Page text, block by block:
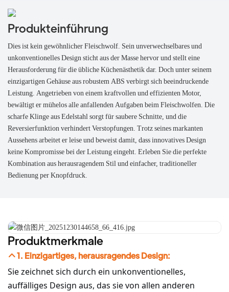
Produkteinführung
Dies ist kein gewöhnlicher Fleischwolf. Sein unverwechselbares und
unkonventionelles Design sticht aus der Masse hervor und stellt eine
Herausforderung für die übliche Küchenästhetik dar. Doch unter seinem
einzigartigen Gehäuse aus robustem ABS verbirgt sich beeindruckende
Leistung. Angetrieben von einem kraftvollen und effizienten Motor,
bewältigt er mühelos alle anfallenden Aufgaben beim Fleischwolfen. Die
scharfe Klinge aus Edelstahl sorgt für saubere Schnitte, und die
Reversierfunktion verhindert Verstopfungen. Trotz seines markanten
Aussehens arbeitet er leise und beweist damit, dass innovatives Design
keine Kompromisse bei der Leistung eingeht. Erleben Sie die perfekte
Kombination aus herausragendem Stil und einfacher, traditioneller
Bedienung per Knopfdruck.
Produktmerkmale
1. Einzigartiges, herausragendes Design:
Sie zeichnet sich durch ein unkonventionelles,
auffälliges Design aus, das sie von allen anderen